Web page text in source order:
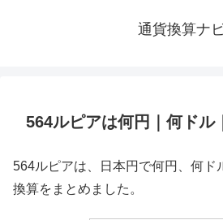
通貨換算ナ
564ルピアは何円｜何ドル
564ルピアは、日本円で何円、何ド
換算をまとめました。